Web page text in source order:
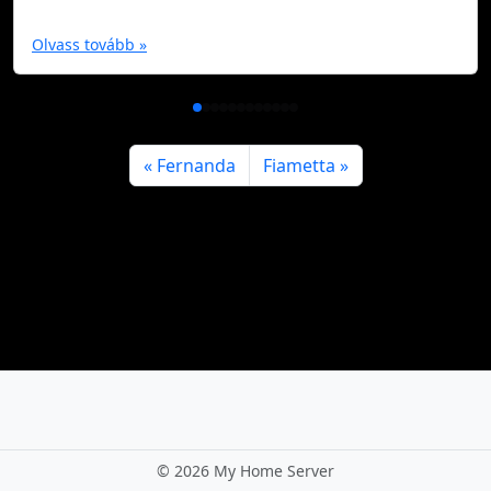
Olvass tovább »
Fernanda Fiametta
© 2026 My Home Server